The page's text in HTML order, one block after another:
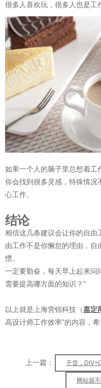
很多人喜欢玩，很多人也是工
如果一个人的脑子里总想着工
你会找到很多灵感，特殊情况
心工作。
结论
相信这几条建议会让你的自由
由工作不是你懈怠的理由，自
惯。
一定要勤奋，每天早上起来问
需要提高哪方面的知识？”
以上就是上海营锐科技（嘉定
高设计师工作效率”的内容，希
上一篇： 干货，
网站留